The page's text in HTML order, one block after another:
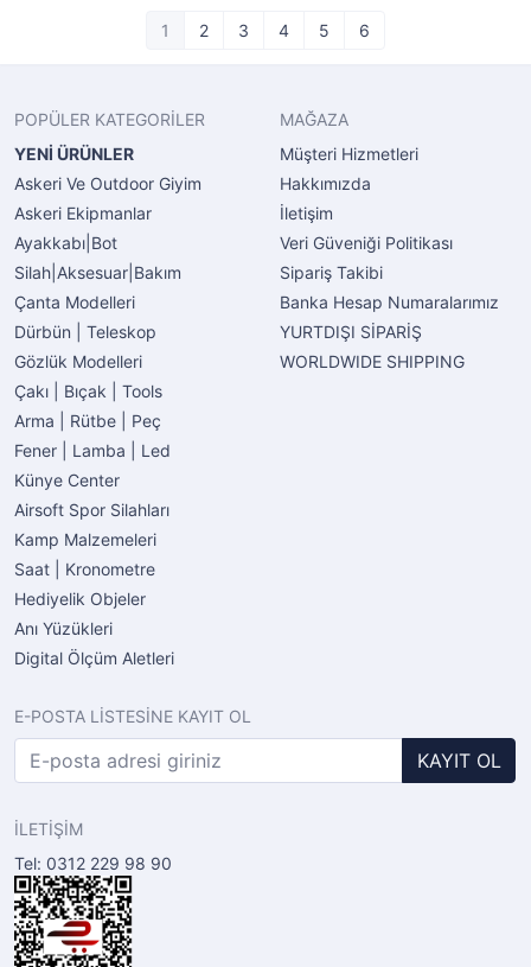
1 2 3 4 5 6
POPÜLER KATEGORİLER
YENİ ÜRÜNLER
Askeri Ve Outdoor Giyim
Askeri Ekipmanlar
Ayakkabı|Bot
Silah|Aksesuar|Bakım
Çanta Modelleri
Dürbün | Teleskop
Gözlük Modelleri
Çakı | Bıçak | Tools
Arma | Rütbe | Peç
Fener | Lamba | Led
Künye Center
Airsoft Spor Silahları
Kamp Malzemeleri
Saat | Kronometre
Hediyelik Objeler
Anı Yüzükleri
Digital Ölçüm Aletleri
MAĞAZA
Müşteri Hizmetleri
Hakkımızda
İletişim
Veri Güveniği Politikası
Sipariş Takibi
Banka Hesap Numaralarımız
YURTDIŞI SİPARİŞ
WORLDWIDE SHIPPING
E-POSTA LİSTESİNE KAYIT OL
KAYIT OL
İLETİŞİM
Tel: 0312 229 98 90